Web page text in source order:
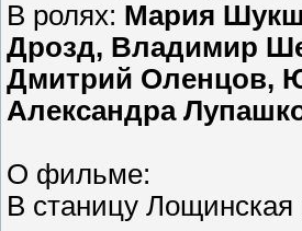
В ролях: Мария
Дрозд, Владимир
Дмитрий Оленцов,
Александра
О фильме:
В станицу